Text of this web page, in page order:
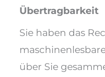
Übertragbarkeit
Sie haben das
über Sie